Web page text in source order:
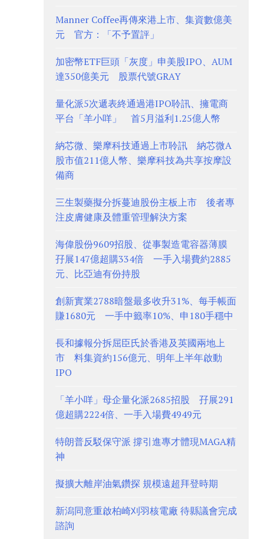
Manner Coffee再傳來港上市、集資數億美
元 官方：「不予置評」
加密幣ETF巨頭「灰度」申美股IPO、AUM
達350億美元 股票代號GRAY
量化派5次遞表終通過港IPO聆訊、擁電商
平台「羊小咩」 首5月溢利1.25億人幣
納芯微、樂摩科技通過上市聆訊 納芯微A
股市值211億人幣、樂摩科技為共享按摩設
備商
三生製藥擬分拆蔓迪股份主板上市 後者專
注皮膚健康及體重管理解決方案
海偉股份9609招股、從事製造電容器薄膜
孖展147億超購334倍 一手入場費約2885
元、比亞迪有份持股
創新實業2788暗盤最多收升31%、每手帳面
賺1680元 一手中籤率10%、申180手穩中
長和據報分拆屈臣氏於香港及英國兩地上
市 料集資約156億元、明年上半年啟動
IPO
「羊小咩」母企量化派2685招股 孖展291
億超購2224倍、一手入場費4949元
特朗普反駁保守派 撐引進專才體現MAGA精
神
擬擴大離岸油氣鑽探 規模遠超拜登時期
新潟同意重啟柏崎刈羽核電廠 待縣議會完成
諮詢